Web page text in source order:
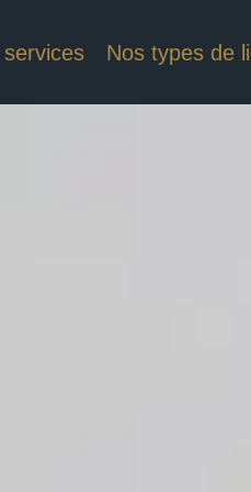
Nos types de